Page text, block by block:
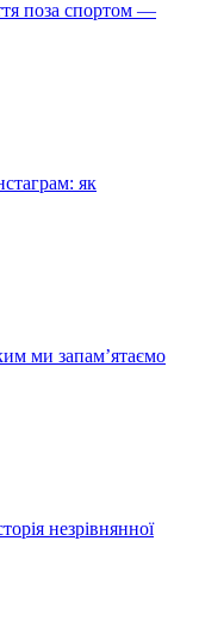
поза спортом —
як
ми запам’ятаємо
незрівнянної